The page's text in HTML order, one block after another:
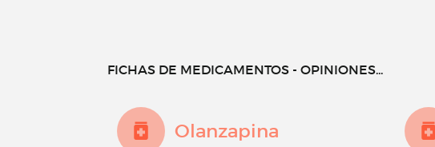
FICHAS DE MEDICAMENTOS - OPINIONES...
Olanzapina